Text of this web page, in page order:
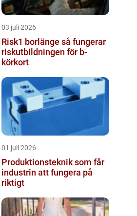
03 juli 2026
Risk1 borlänge så fungerar
riskutbildningen för b-
körkort
01 juli 2026
Produktionsteknik som får
industrin att fungera på
riktigt